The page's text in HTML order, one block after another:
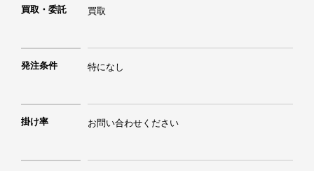
買取・委託 買取
発注条件 特になし
掛け率 お問い合わせください